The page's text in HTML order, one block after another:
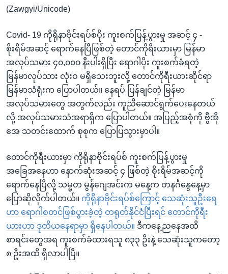
ရန်
သို့
ကျော်
ရန်
(Zawgyi/Unicode)
Covid- 19 ကိုရိုနာဗိုင်းရပ်စ်ပိုး ကူးစက်ပြန့်ပွားမှု အဆင့် ၄ -
စိုးရိမ်အဆင့် ရောက်နေပြီဖြစ်တဲ့ တောင်ကိုရီးယားမှာ မြန်မာ
အလုပ်သမား ၄၀,၀၀၀ နီးပါးရှိပြီး ရောဂါပိုး ကူးစက်ခံရတဲ့
မြန်မာလုပ်သား လုံးဝ မရှိသေးဘူးလို့ တောင်ကိုရီးယားဆိုင်ရာ
မြန်မာသံရုံးက ပြောပါတယ်။ နေရပ် ပြန်ချင်တဲ့ မြန်မာ
အလုပ်သမားတွေ အတွက်လည်း ကူညီဆောင်ရွက်ပေးနေတယ်
လို့ အလုပ်သမားသံအရာရှိက ပြောပါတယ်။ အပြည့်အစုံကို ဗွီအို
အေ သတင်းထောက် စုစုက ပြောပြသွားမှာပါ။
တောင်ကိုရီးယားမှာ ကိုရိုနာဗိုင်းရပ်စ် ကူးစက်ပြန့်ပွားမှု
အခြေအနေဟာ နောက်ဆုံးအဆင့် ၄ ဖြစ်တဲ့ စိုးရိမ်အဆင့်ကို
ရောက်နေပြီလို့ သမ္မတ မွန်ဂျေအင်းက မနေ့က တနင်္ဂနွေနေ့မှာ
ပြောဆိုလိုက်ပါတယ်။ ကိုရိုနာဗိုင်းရပ်စ်ကြောင့် သေဆုံးသူဦးရေ
ဟာ ရောဂါစတင်ဖြစ်ပွားခဲ့တဲ့ တရုတ်နိုင်ငံပြီးရင် တောင်ကိုရီး
ယားဟာ ဒုတိယနေရာမှာ ရှိနေပါတယ်။ ဒီကနေ့ညနေအထိ
စာရင်းတွေအရ ကူးစက်ခံထားရသူ ၈၃၃ ဦးနဲ့ သေဆုံးသူကတော့
၈ ဦးအထိ ရှိလာပါပြီ။